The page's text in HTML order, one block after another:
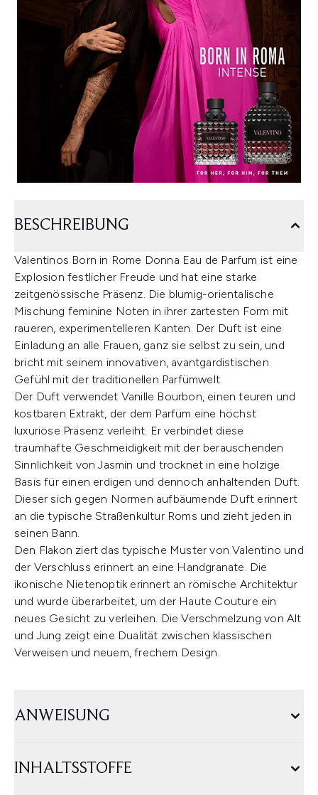
BESCHREIBUNG
Valentinos Born in Rome Donna Eau de Parfum ist eine
Explosion festlicher Freude und hat eine starke
zeitgenössische Präsenz. Die blumig-orientalische
Mischung feminine Noten in ihrer zartesten Form mit
raueren, experimentelleren Kanten. Der Duft ist eine
Einladung an alle Frauen, ganz sie selbst zu sein, und
bricht mit seinem innovativen, avantgardistischen
Gefühl mit der traditionellen Parfümwelt.
Der Duft verwendet Vanille Bourbon, einen teuren und
kostbaren Extrakt, der dem Parfüm eine höchst
luxuriöse Präsenz verleiht. Er verbindet diese
traumhafte Geschmeidigkeit mit der berauschenden
Sinnlichkeit von Jasmin und trocknet in eine holzige
Basis für einen erdigen und dennoch anhaltenden Duft.
Dieser sich gegen Normen aufbäumende Duft erinnert
an die typische Straßenkultur Roms und zieht jeden in
seinen Bann.
Den Flakon ziert das typische Muster von Valentino und
der Verschluss erinnert an eine Handgranate. Die
ikonische Nietenoptik erinnert an römische Architektur
und wurde überarbeitet, um der Haute Couture ein
neues Gesicht zu verleihen. Die Verschmelzung von Alt
und Jung zeigt eine Dualität zwischen klassischen
Verweisen und neuem, frechem Design.
ANWEISUNG
INHALTSSTOFFE